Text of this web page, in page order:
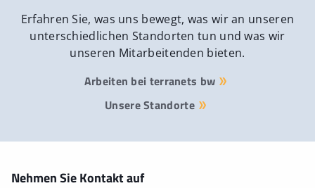
Externe Medien erlauben
Erfahren Sie, was uns bewegt, was wir an unseren
unterschiedlichen Standorten tun und was wir
unseren Mitarbeitenden bieten.
Arbeiten bei terranets bw
Unsere Standorte
Nehmen Sie Kontakt auf